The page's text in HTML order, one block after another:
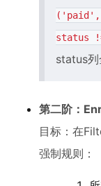
status
status列
第二阶：
目标：在
强制规则：